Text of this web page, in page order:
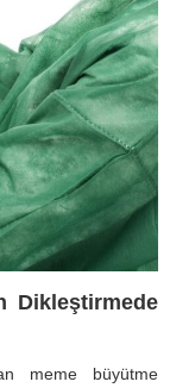
Dikleştirmede
meme büyütme